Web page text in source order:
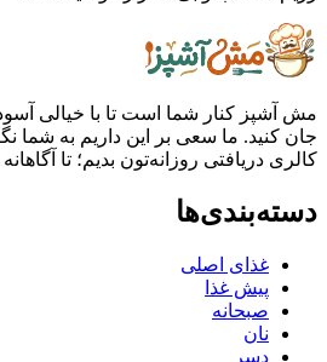
مش آشپز کنار شما است تا با خیالی
جان کنید. ما سعی بر این داریم به شما
کالری دریافتی روزانه‌تون بدیم؛ تا
دسته‌بندی‌ها
غذای اصلی
پیش غذا
صبحانه
نان
دسر